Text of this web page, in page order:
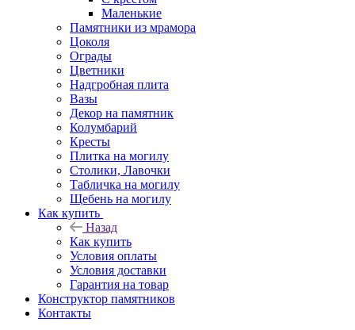
Маленькие
Памятники из мрамора
Цоколя
Ограды
Цветники
Надгробная плита
Вазы
Декор на памятник
Колумбарий
Кресты
Плитка на могилу
Столики, Лавочки
Табличка на могилу
Щебень на могилу
Как купить
Назад
Как купить
Условия оплаты
Условия доставки
Гарантия на товар
Конструктор памятников
Контакты